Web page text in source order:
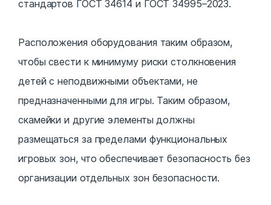
стандартов ГОСТ 34614 и ГОСТ 34995–2023.
Расположения оборудования таким образом,
чтобы свести к минимуму риски столкновения
детей с неподвижными объектами, не
предназначенными для игры. Таким образом,
скамейки и другие элементы должны
размещаться за пределами функциональных
игровых зон, что обеспечивает безопасность без
организации отдельных зон безопасности.